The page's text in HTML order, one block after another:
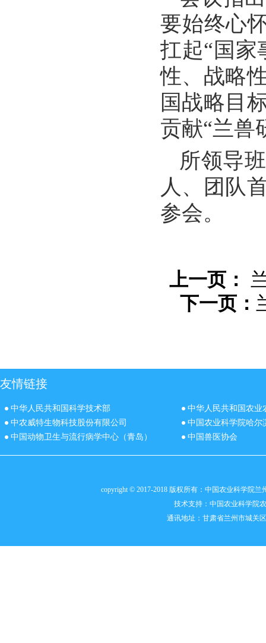
要始终心
扛起“国家
性、战略
国战略目
贡献“兰兽
所领导
人、团队
参会。
上一页：
下一页：
友情链接
中华人民共和国科学技术部
中华人民共和国农业
中农威特生物科技股份有限公司
中国农业科学院哈尔
中国动物卫生与流行病学中心（青岛）
中国兽医协会
copyright © 2017-2018 版权所有：中国农业科学院
技术支持： 中国农业科学院
通讯地址：甘肃省兰州市城关